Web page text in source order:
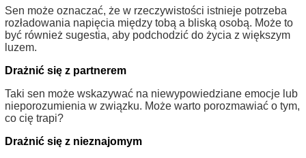
Sen może oznaczać, że w rzeczywistości istnieje potrzeba
rozładowania napięcia między tobą a bliską osobą. Może to
być również sugestia, aby podchodzić do życia z większym
luzem.
Drażnić się z partnerem
Taki sen może wskazywać na niewypowiedziane emocje lub
nieporozumienia w związku. Może warto porozmawiać o tym,
co cię trapi?
Drażnić się z nieznajomym